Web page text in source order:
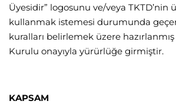
Üyesidir” logosunu ve/veya TKTD’nin
kullanmak istemesi durumunda
kuralları belirlemek üzere
Kurulu onayıyla yürürlüğe girmiştir.
KAPSAM